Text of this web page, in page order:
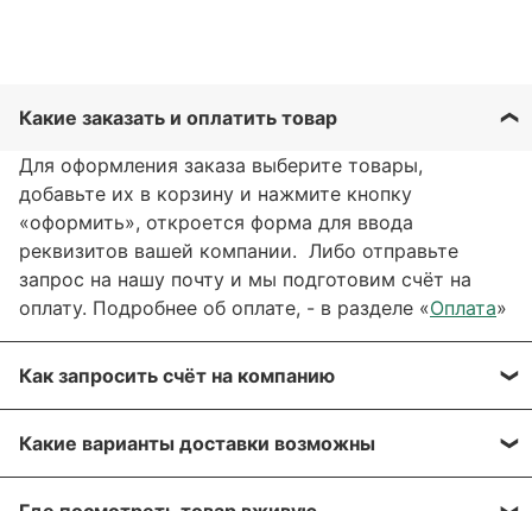
Какие заказать и оплатить товар
Для оформления заказа выберите товары,
добавьте их в корзину и нажмите кнопку
«оформить», откроется форма для ввода
реквизитов вашей компании. Либо отправьте
запрос на нашу почту и мы подготовим счёт на
оплату. Подробнее об оплате, - в разделе «Оплата»
Как запросить счёт на компанию
оформлении заказа, отправить запрос на нашу
почту или через заявку через форму обратной
Какие варианты доставки возможны